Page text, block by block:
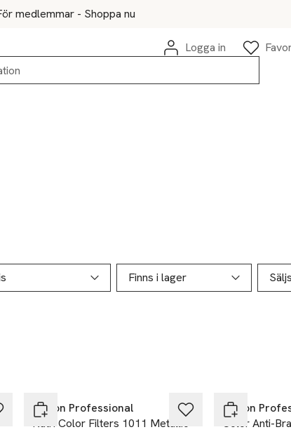
medlemmar - Shoppa nu
Logga in
Finns i lager
Revlon Professional
Nutri Color Filters 1011 Metallic
Revlon
Color Anti-